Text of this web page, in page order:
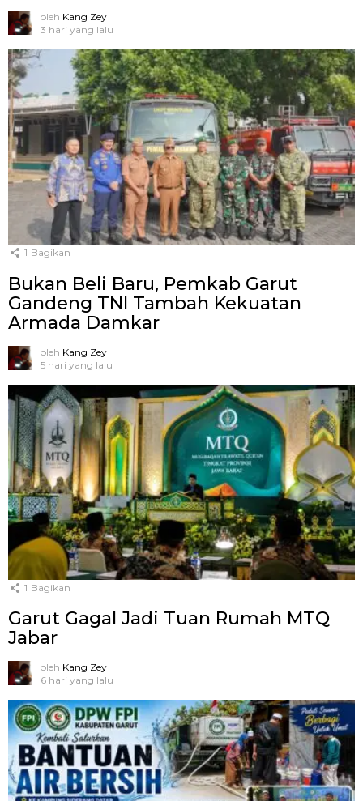
oleh Kang Zey
3 hari yang lalu
1 Bagikan
Bukan Beli Baru, Pemkab Garut
Gandeng TNI Tambah Kekuatan
Armada Damkar
oleh Kang Zey
5 hari yang lalu
1 Bagikan
Garut Gagal Jadi Tuan Rumah MTQ
Jabar
oleh Kang Zey
6 hari yang lalu